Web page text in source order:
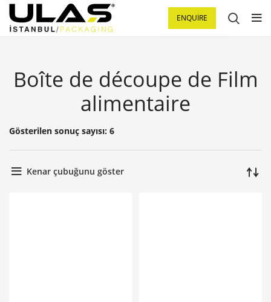
ENQUIRE
Boîte de découpe de Film
alimentaire
Gösterilen sonuç sayısı: 6
Kenar çubuğunu göster